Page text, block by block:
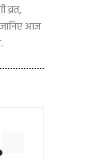
व्रत,
जानिए आज